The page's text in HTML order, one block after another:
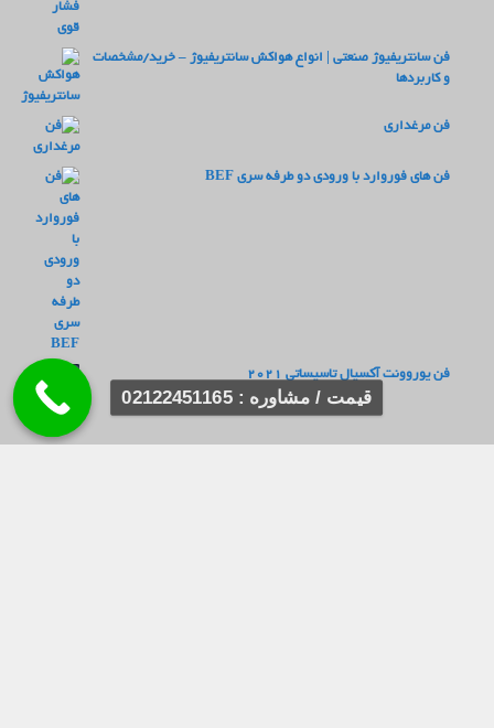
فن سانتریفیوژ صنعتی | انواع هواکش سانتریفیوژ – خرید/مشخصات
و کاربردها
فن مرغداری
فن های فوروارد با ورودی دو طرفه سری BEF
فن یوروونت آکسیال تاسیساتی 2021
قیمت / مشاوره : 02122451165